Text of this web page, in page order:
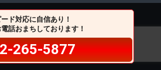
ド対応に自信あり！
話おまちしております！
265-5877